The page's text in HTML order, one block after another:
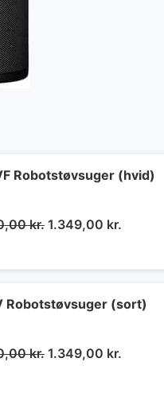
Robotstøvsuger (hvid)
kr. Den
2.690,00 kr..
1.349,00 kr.
Robotstøvsuger (sort)
kr. Den
1.349,00 kr.